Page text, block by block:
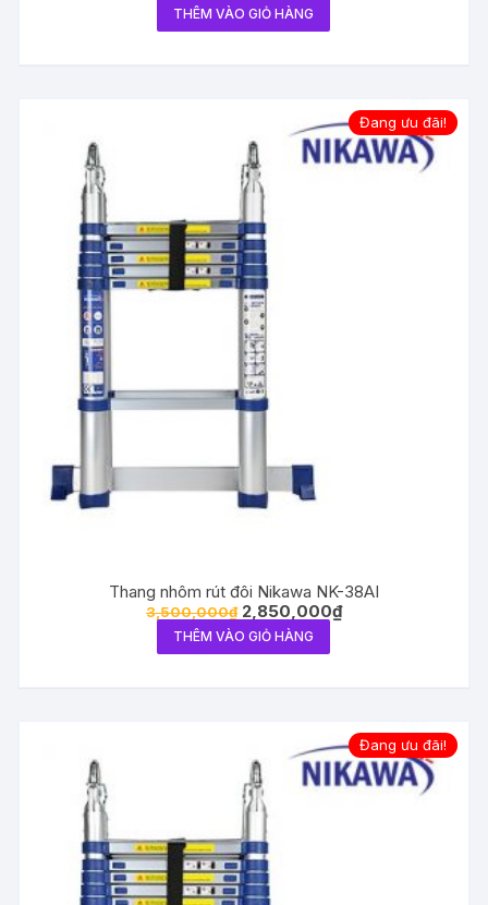
THÊM VÀO GIỎ HÀNG
Đang ưu đãi!
Thang nhôm rút đôi Nikawa NK-38AI
3,500,000₫ 2,850,000₫
THÊM VÀO GIỎ HÀNG
Đang ưu đãi!